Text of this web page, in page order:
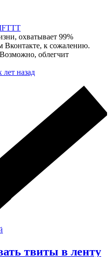
охватывает 99%
Вконтакте, к сожалению.
облегчит
лет назад
твиты в ленту